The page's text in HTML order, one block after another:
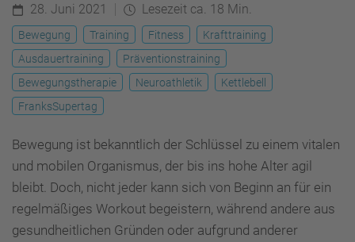
28. Juni 2021 Lesezeit ca. 18 Min.
Bewegung Training Fitness
Krafttraining
Ausdauertraining
Präventionstraining
Bewegungstherapie
Neuroathletik
Kettlebell
FranksSupertag
Bewegung ist bekanntlich der Schlüssel zu einem vitalen
und mobilen Organismus, der bis ins hohe Alter agil
bleibt. Doch, nicht jeder kann sich von Beginn an für ein
regelmäßiges Workout begeistern, während andere aus
gesundheitlichen Gründen oder aufgrund anderer